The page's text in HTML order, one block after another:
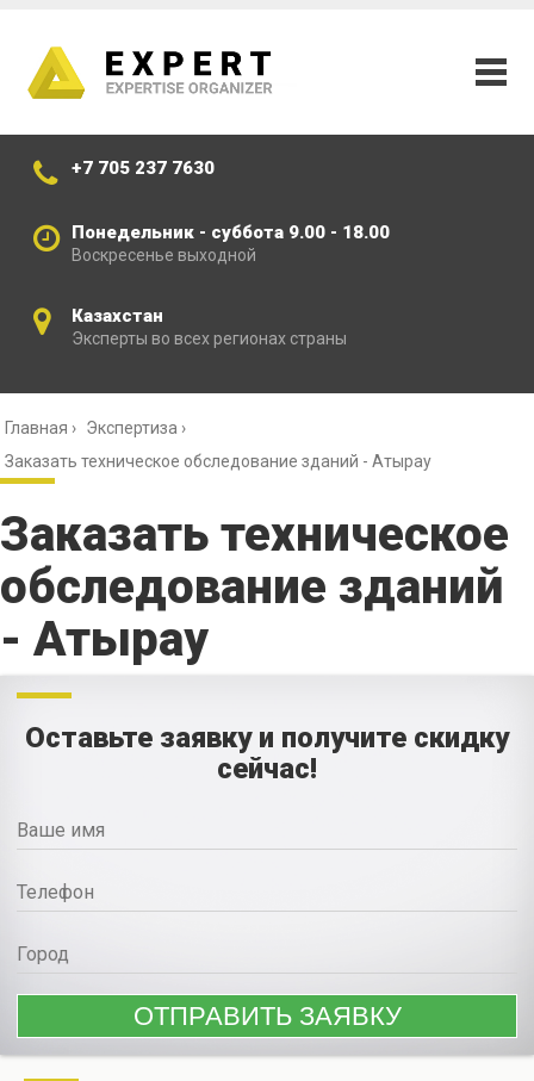
+7 705 237 7630
Понедельник - суббота 9.00 - 18.00
Воскресенье выходной
Казахстан
Эксперты во всех регионах страны
Главная › Экспертиза ›
Заказать техническое обследование зданий - Атырау
Заказать техническое
обследование зданий
- Атырау
Оставьте заявку и получите скидку
сейчас!